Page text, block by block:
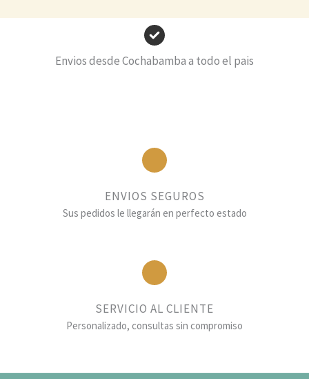
Envios desde Cochabamba a todo el pais
ENVIOS SEGUROS
Sus pedidos le llegarán en perfecto estado
SERVICIO AL CLIENTE
Personalizado, consultas sin compromiso